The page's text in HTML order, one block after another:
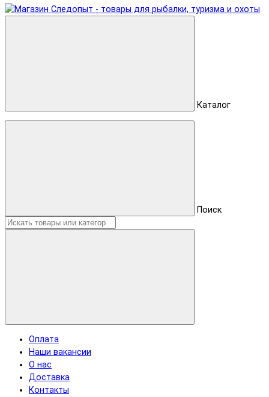
Каталог
Поиск
Оплата
Наши вакансии
О нас
Доставка
Контакты